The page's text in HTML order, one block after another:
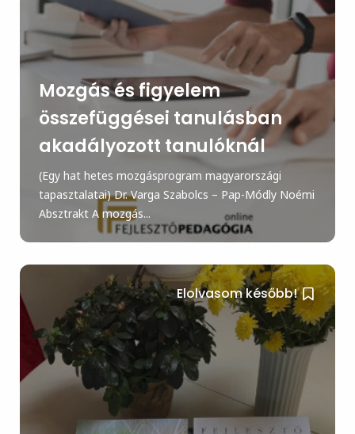
Mozgás és figyelem
összefüggései tanulásban
akadályozott tanulóknál
(Egy hat hetes mozgásprogram magyarországi
tapasztalatai) Dr. Varga Szabolcs – Pap-Módly Noémi
Absztrakt A mozgás...
Elolvasom később!